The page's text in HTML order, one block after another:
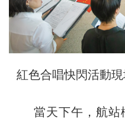
紅色合唱快閃活動
當天下午，航站